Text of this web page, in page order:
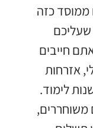
כזה
חייבים
פלילי, אזרחות
לימוד.
משוחררים,